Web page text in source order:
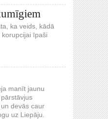
ka veids, kādā
īpaši
manīt jaunu
devās caur
uz Liepāju.